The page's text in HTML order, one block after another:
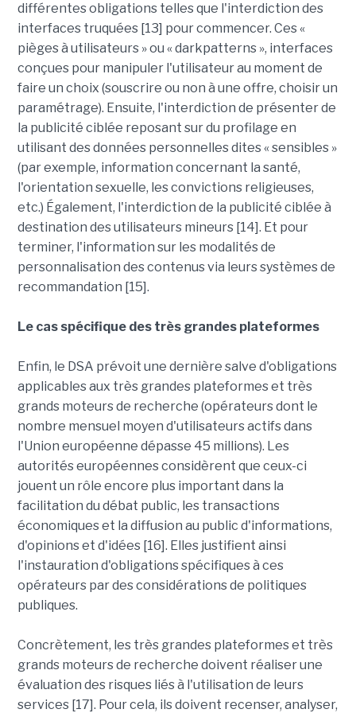
différentes obligations telles que l'interdiction des
interfaces truquées [13] pour commencer. Ces «
pièges à utilisateurs » ou « darkpatterns », interfaces
conçues pour manipuler l'utilisateur au moment de
faire un choix (souscrire ou non à une offre, choisir un
paramétrage). Ensuite, l'interdiction de présenter de
la publicité ciblée reposant sur du profilage en
utilisant des données personnelles dites « sensibles »
(par exemple, information concernant la santé,
l'orientation sexuelle, les convictions religieuses,
etc.) Également, l'interdiction de la publicité ciblée à
destination des utilisateurs mineurs [14]. Et pour
terminer, l'information sur les modalités de
personnalisation des contenus via leurs systèmes de
recommandation [15].
Le cas spécifique des très grandes plateformes
Enfin, le DSA prévoit une dernière salve d'obligations
applicables aux très grandes plateformes et très
grands moteurs de recherche (opérateurs dont le
nombre mensuel moyen d'utilisateurs actifs dans
l'Union européenne dépasse 45 millions). Les
autorités européennes considèrent que ceux-ci
jouent un rôle encore plus important dans la
facilitation du débat public, les transactions
économiques et la diffusion au public d'informations,
d'opinions et d'idées [16]. Elles justifient ainsi
l'instauration d'obligations spécifiques à ces
opérateurs par des considérations de politiques
publiques.
Concrètement, les très grandes plateformes et très
grands moteurs de recherche doivent réaliser une
évaluation des risques liés à l'utilisation de leurs
services [17]. Pour cela, ils doivent recenser, analyser,